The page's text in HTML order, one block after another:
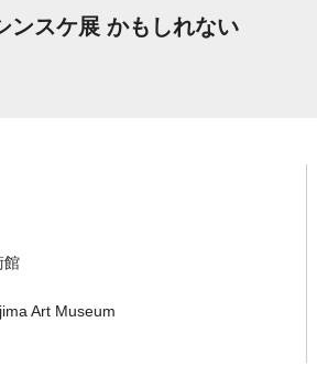
ンスケ展 かもしれない
館
Art Museum